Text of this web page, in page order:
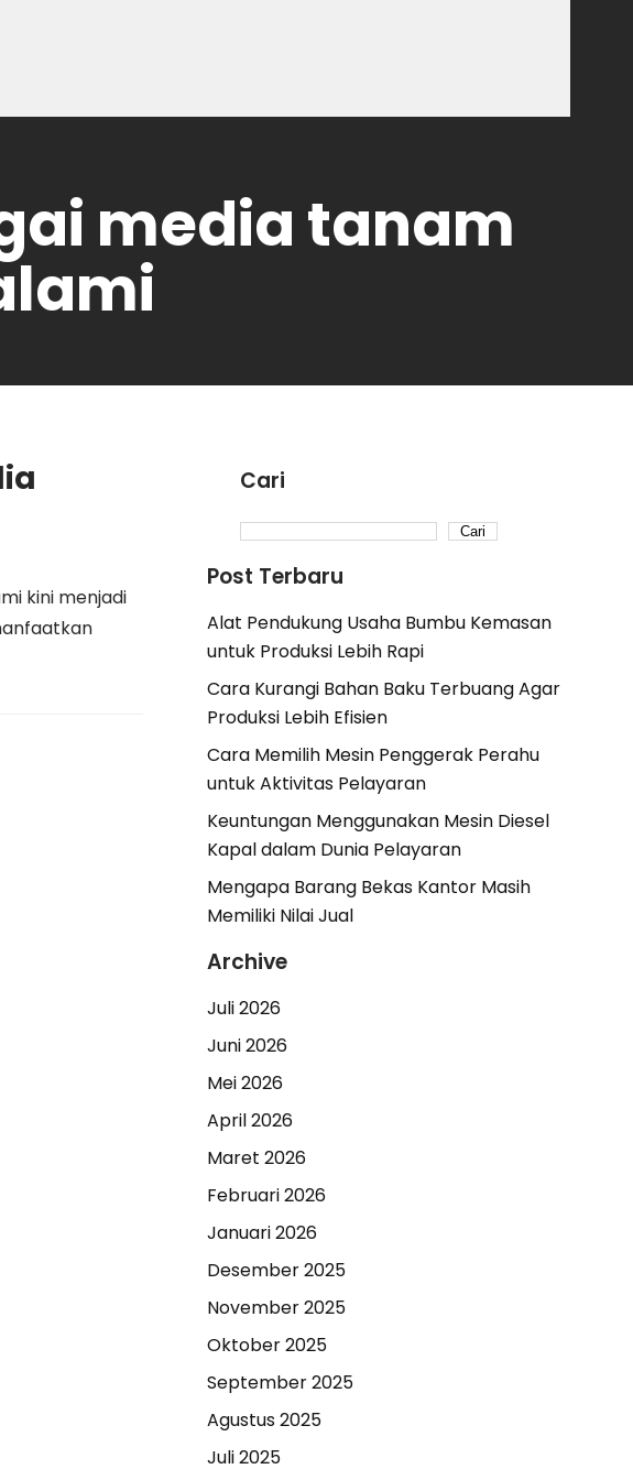
media tanam
kini menjadi
Cari
Cari
Post Terbaru
Alat Pendukung Usaha Bumbu Kemasan
untuk Produksi Lebih Rapi
Cara Kurangi Bahan Baku Terbuang Agar
Produksi Lebih Efisien
Cara Memilih Mesin Penggerak Perahu
untuk Aktivitas Pelayaran
Keuntungan Menggunakan Mesin Diesel
Kapal dalam Dunia Pelayaran
Mengapa Barang Bekas Kantor Masih
Memiliki Nilai Jual
Archive
Juli 2026
Juni 2026
Mei 2026
April 2026
Maret 2026
Februari 2026
Januari 2026
Desember 2025
November 2025
Oktober 2025
September 2025
Agustus 2025
Juli 2025